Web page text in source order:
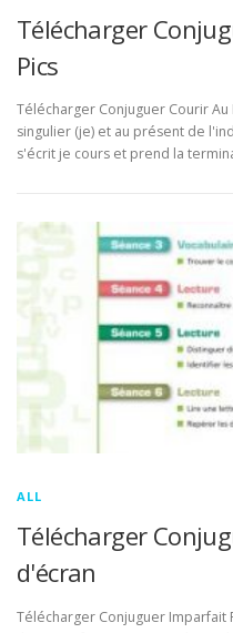
Télécharger
Pics
Télécharger Conjuguer Courir
singulier (je) et au présent de
s'écrit je cours et prend la
ALL
Télécharger
d'écran
Télécharger Conjuguer Imparfait